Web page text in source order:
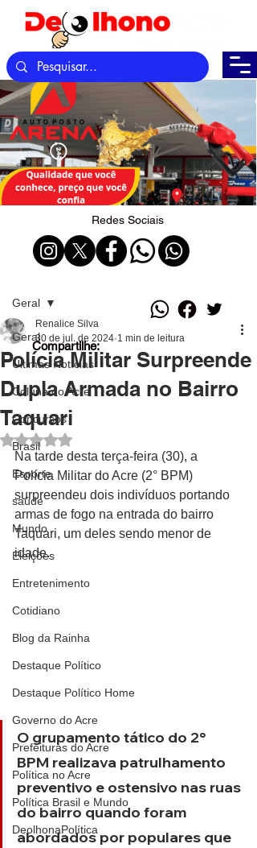
Redes Sociais
Geral
Últimas Notícias
Coluna do Acre
Concursos
Brasil
Esporte
saúde
Mundo
Eleições
Entretenimento
Cotidiano
Blog da Rainha
Destaque Político
Destaque Político Home
Governo do Acre
Prefeituras do Acre
Política no Acre
Política Brasil e Mundo
DeolhonaPolítica
Geral
Polícia Militar Surpreende
Dupla Armada no Bairro
Taquari
Renalice Silva
30 de jul. de 2024 1 min de leitura
Avaliado com NaN de 5 estrelas.
Na tarde desta terça-feira (30), a
Polícia Militar do Acre (2° BPM)
surpreendeu dois indivíduos portando
armas de fogo na entrada do bairro
Taquari, um deles sendo menor de
idade.
O grupamento tático do 2°
BPM realizava patrulhamento
preventivo e ostensivo nas ruas
do bairro quando foram
abordados por populares que
Compartilhe: